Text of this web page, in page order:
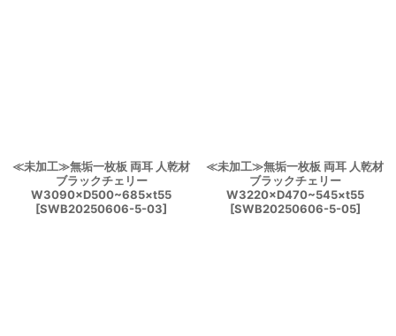
≪未加工≫無垢一枚板 両耳 人乾材
ブラックチェリー
W3090×D500~685×t55
[SWB20250606-5-03]
≪未加工≫無垢一枚板 両耳 人乾材
ブラックチェリー
W3220×D470~545×t55
[SWB20250606-5-05]